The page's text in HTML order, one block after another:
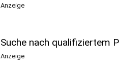
Anzeige
Suche nach qualifiziertem
Anzeige